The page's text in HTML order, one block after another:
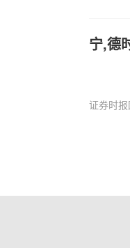
宁,德
证券时报